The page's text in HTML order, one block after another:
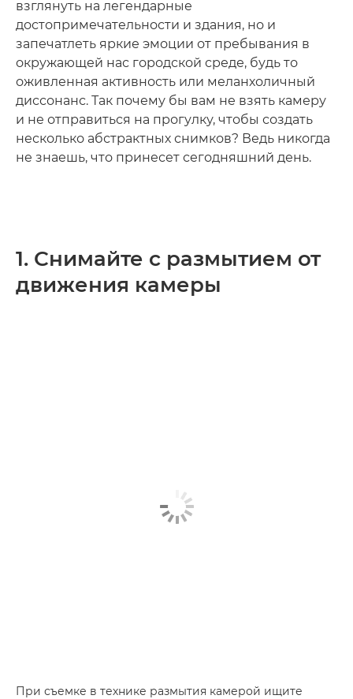
взглянуть на легендарные
достопримечательности и здания, но и
запечатлеть яркие эмоции от пребывания в
окружающей нас городской среде, будь то
оживленная активность или меланхоличный
диссонанс. Так почему бы вам не взять камеру
и не отправиться на прогулку, чтобы создать
несколько абстрактных снимков? Ведь никогда
не знаешь, что принесет сегодняшний день.
1. Снимайте с размытием от
движения камеры
При съемке в технике размытия камерой ищите